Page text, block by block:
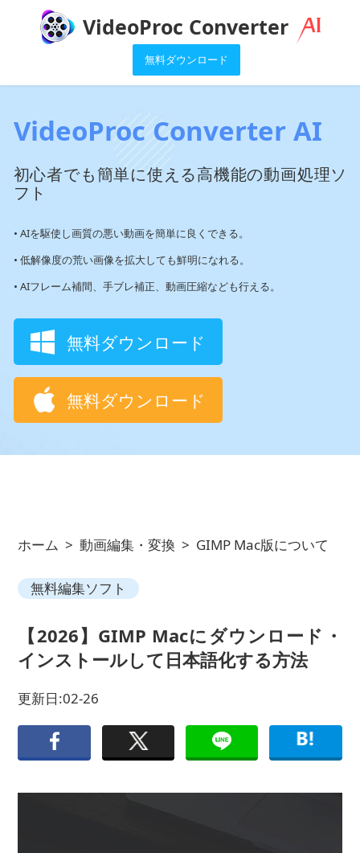
VideoProc Converter
無料ダウンロード
VideoProc Converter AI
初心者でも簡単に使える高機能の動画処理ソ
フト
• AIを駆使し画質の悪い動画を簡単に良くできる。
• 低解像度の荒い画像を拡大しても鮮明になれる。
• AIフレーム補間、手ブレ補正、動画圧縮なども行える。
無料ダウンロード
無料ダウンロード
ホーム > 動画編集・変換 > GIMP Mac版について
無料編集ソフト
【2026】GIMP Macにダウンロード・
インストールして日本語化する方法
更新日:02-26